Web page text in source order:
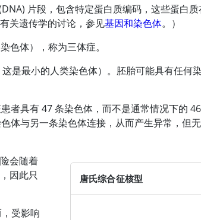
片段，包含特定蛋白质编码，这些蛋白
关遗传学的讨论，参见基因和染色体。）
色体），称为三体症。
这是最小的人类染色体）。胚胎可能具有任何
者具有 47 条染色体，而不是通常情况下的 46
体与另一条染色体连接，从而产生异常，但无
唐氏综合征核型
会随着
因此只
受影响